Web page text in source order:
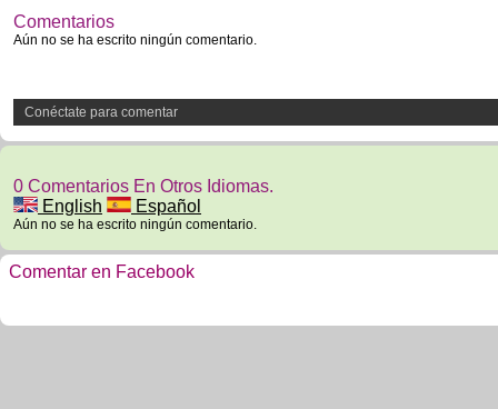
Comentarios
Aún no se ha escrito ningún comentario.
Conéctate para comentar
0 Comentarios En Otros Idiomas.
English
Español
Aún no se ha escrito ningún comentario.
Comentar en Facebook